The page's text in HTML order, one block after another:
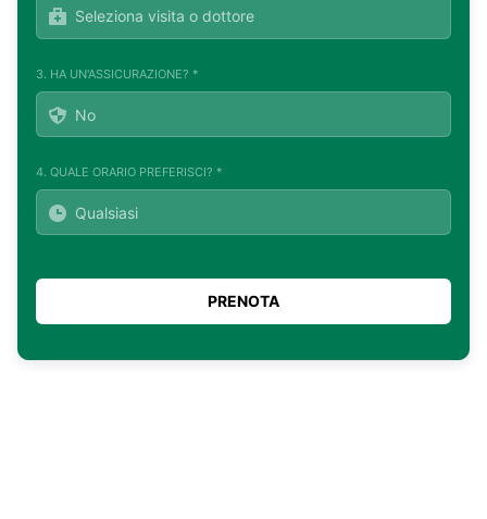
3. HA UN'ASSICURAZIONE? *
4. QUALE ORARIO PREFERISCI? *